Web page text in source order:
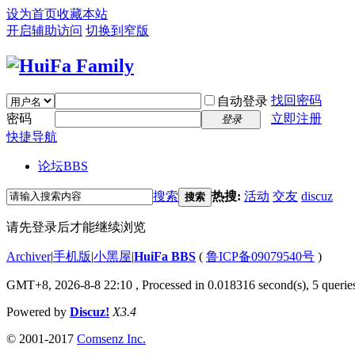
设为首页收藏本站
开启辅助访问 切换到窄版
自动登录 找回密码
密码
登录
立即注册
快捷导航
论坛BBS
搜索 搜索 热搜: 活动 交友 discuz
请先登录后才能继续浏览
Archiver|手机版|小黑屋|HuiFa BBS ( 鲁ICP备09079540号 )
GMT+8, 2026-8-8 22:10 , Processed in 0.018316 second(s), 5
Powered by Discuz! X3.4
© 2001-2017 Comsenz Inc.